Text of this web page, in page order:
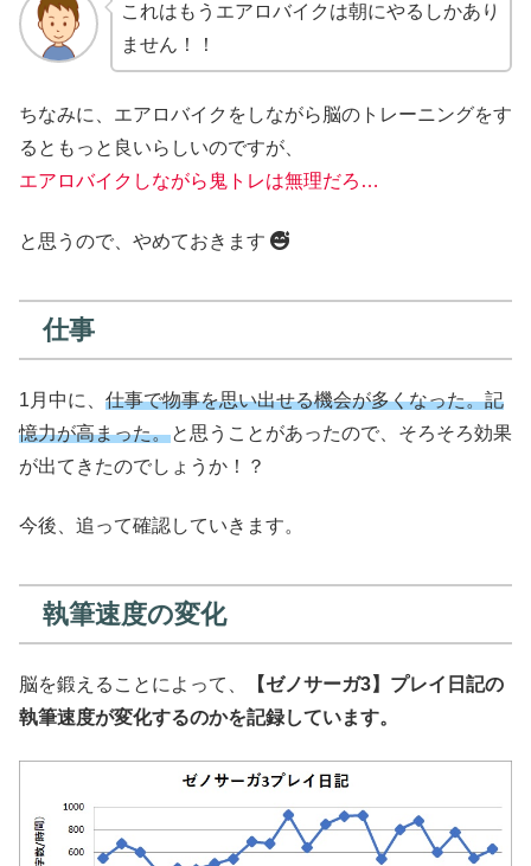
これはもうエアロバイクは朝にやるしかあり
ません！！
ちなみに、エアロバイクをしながら脳のトレーニングをす
るともっと良いらしいのですが、
エアロバイクしながら鬼トレは無理だろ…
と思うので、やめておきます
仕事
1月中に、 仕事で物事を思い出せる機会が多くなった。記
憶力が高まった。と思うことがあったので、そろそろ効果
が出てきたのでしょうか！？
今後、追って確認していきます。
執筆速度の変化
脳を鍛えることによって、
【ゼノサーガ3】プレイ日記の
執筆速度が変化するのかを記録しています。